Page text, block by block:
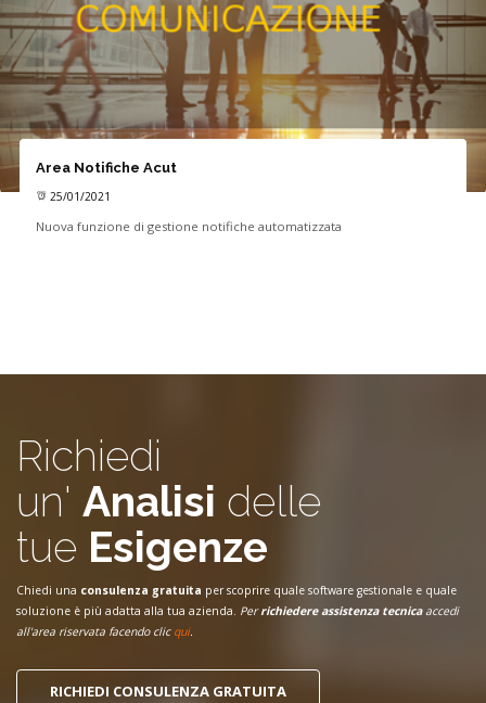
Area Notifiche Acut
25/01/2021
Nuova funzione di gestione notifiche automatizzata
Richiedi
un' Analisi delle
tue Esigenze
Chiedi una consulenza gratuita per scoprire quale software gestionale e quale
soluzione è più adatta alla tua azienda. Perrichiedere assistenza tecnicaaccedi
all'area riservata facendo clic qui.
RICHIEDI CONSULENZA GRATUITA